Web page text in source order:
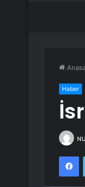
Haber